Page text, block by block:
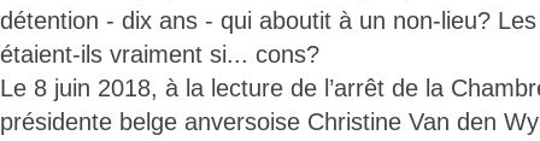
détention - dix ans - qui aboutit à un non-lieu?
étaient-ils vraiment si... cons?
Le 8 juin 2018, à la lecture de l’arrêt de la
présidente belge anversoise Christine Van den